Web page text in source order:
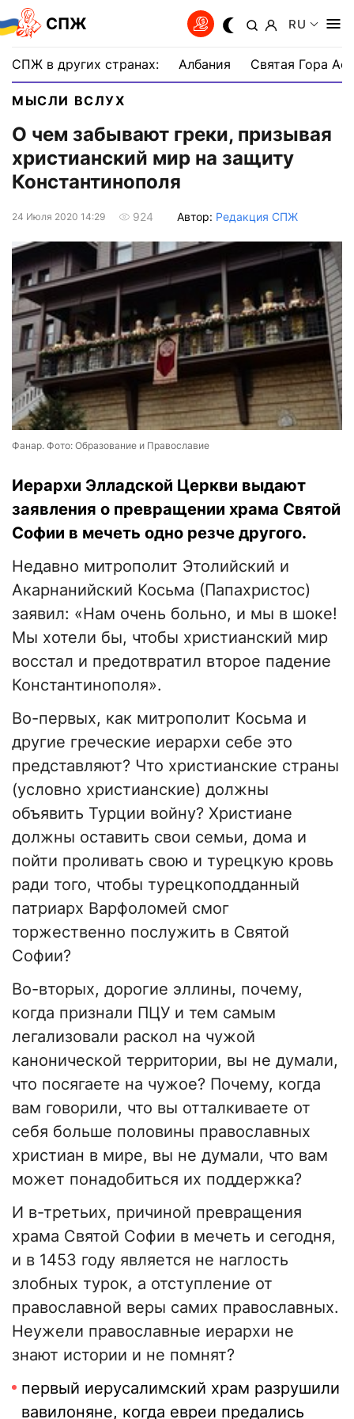
СПЖ RU
СПЖ в других странах: Албания Святая Гора
МЫСЛИ ВСЛУХ
О чем забывают греки, призывая
христианский мир на защиту
Константинополя
24 Июля 2020 14:29 924 Автор: Редакция СПЖ
Фанар. Фото: Образование и Православие
Иерархи Элладской Церкви выдают
заявления о превращении храма Святой
Софии в мечеть одно резче другого.
Недавно митрополит Этолийский и
Акарнанийский Косьма (Папахристос)
заявил: «Нам очень больно, и мы в шоке!
Мы хотели бы, чтобы христианский мир
восстал и предотвратил второе падение
Константинополя».
Во-первых, как митрополит Косьма и
другие греческие иерархи себе это
представляют? Что христианские страны
(условно христианские) должны
объявить Турции войну? Христиане
должны оставить свои семьи, дома и
пойти проливать свою и турецкую кровь
ради того, чтобы турецкоподданный
патриарх Варфоломей смог
торжественно послужить в Святой
Софии?
Во-вторых, дорогие эллины, почему,
когда признали ПЦУ и тем самым
легализовали раскол на чужой
канонической территории, вы не думали,
что посягаете на чужое? Почему, когда
вам говорили, что вы отталкиваете от
себя больше половины православных
христиан в мире, вы не думали, что вам
может понадобиться их поддержка?
И в-третьих, причиной превращения
храма Святой Софии в мечеть и сегодня,
и в 1453 году является не наглость
злобных турок, а отступление от
православной веры самих православных.
Неужели православные иерархи не
знают истории и не помнят?
первый иерусалимский храм разрушили
вавилоняне, когда евреи предались